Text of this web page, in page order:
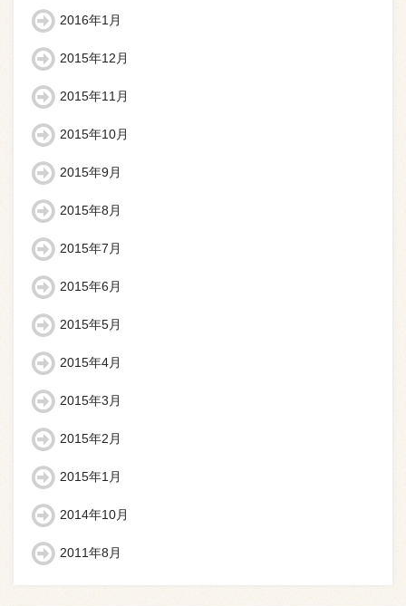
2016年1月
2015年12月
2015年11月
2015年10月
2015年9月
2015年8月
2015年7月
2015年6月
2015年5月
2015年4月
2015年3月
2015年2月
2015年1月
2014年10月
2011年8月